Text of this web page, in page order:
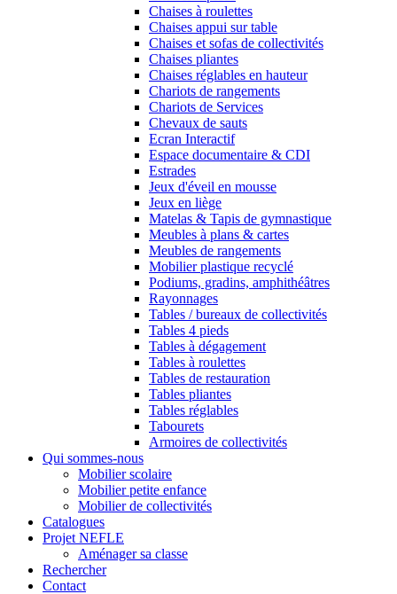
Chaises à roulettes
Chaises appui sur table
Chaises et sofas de collectivités
Chaises pliantes
Chaises réglables en hauteur
Chariots de rangements
Chariots de Services
Chevaux de sauts
Ecran Interactif
Espace documentaire & CDI
Estrades
Jeux d'éveil en mousse
Jeux en liège
Matelas & Tapis de gymnastique
Meubles à plans & cartes
Meubles de rangements
Mobilier plastique recyclé
Podiums, gradins, amphithéâtres
Rayonnages
Tables / bureaux de collectivités
Tables 4 pieds
Tables à dégagement
Tables à roulettes
Tables de restauration
Tables pliantes
Tables réglables
Tabourets
Armoires de collectivités
Qui sommes-nous
Mobilier scolaire
Mobilier petite enfance
Mobilier de collectivités
Catalogues
Projet NEFLE
Aménager sa classe
Rechercher
Contact